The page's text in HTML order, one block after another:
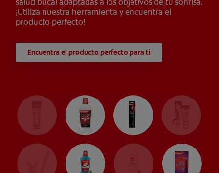
salud bucal adaptadas a los objetivos de tu sonrisa.
¡Utiliza nuestra herramienta y encuentra el
producto perfecto!
Encuentra el producto perfecto para ti